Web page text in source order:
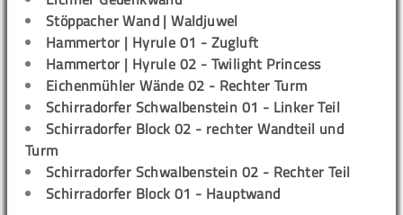
Stöppacher Wand | Waldjuwel
Hammertor | Hyrule 01 - Zugluft
Hammertor | Hyrule 02 - Twilight Princess
Eichenmühler Wände 02 - Rechter Turm
Schirradorfer Schwalbenstein 01 - Linker Teil
Schirradorfer Block 02 - rechter Wandteil und
Turm
Schirradorfer Schwalbenstein 02 - Rechter Teil
Schirradorfer Block 01 - Hauptwand